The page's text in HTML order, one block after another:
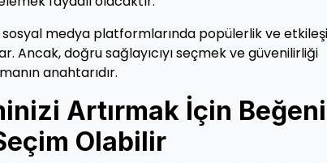
sosyal medya platformlarında popülerlik ve
Ancak, doğru sağlayıcıyı seçmek ve güvenilirliği
anahtarıdır.
Artırmak İçin Beğeni
Olabilir